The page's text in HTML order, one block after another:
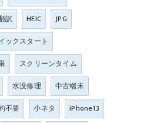
訳 HEIC
JPG
ックスタート
スクリーンタイム
水没修理
中古端末
不要 小ネタ
iPhone13